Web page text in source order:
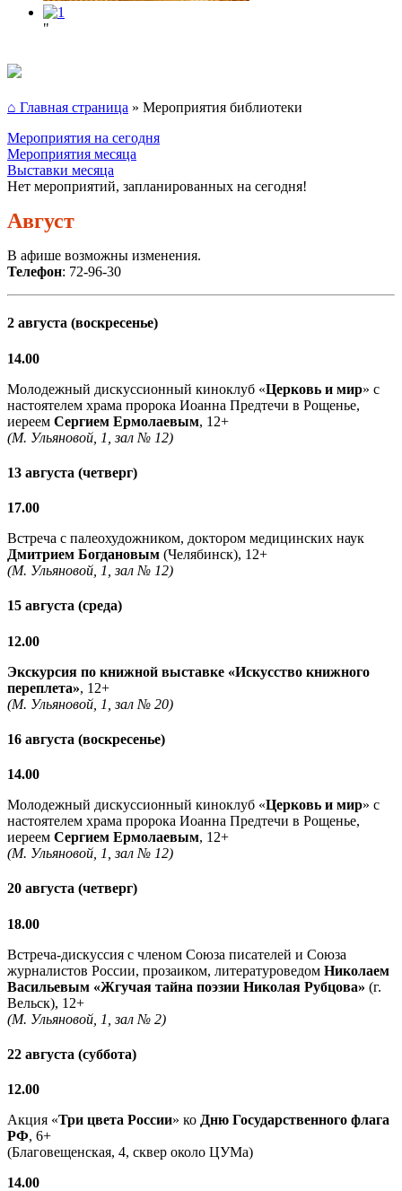
"
⌂ Главная страница » Мероприятия библиотеки
Мероприятия на сегодня
Мероприятия месяца
Выставки месяца
Нет мероприятий, запланированных на сегодня!
Август
В афише возможны изменения.
Телефон: 72-96-30
2 августа (воскресенье)
14.00
Молодежный дискуссионный киноклуб «Церковь и мир» с
настоятелем храма пророка Иоанна Предтечи в Рощенье,
иереем Сергием Ермолаевым, 12+
(М. Ульяновой, 1, зал № 12)
13 августа (четверг)
17.00
Встреча с палеохудожником, доктором медицинских наук
Дмитрием Богдановым (Челябинск), 12+
(М. Ульяновой, 1, зал № 12)
15 августа (среда)
12.00
Экскурсия по книжной выставке «Искусство книжного
переплета», 12+
(М. Ульяновой, 1, зал № 20)
16 августа (воскресенье)
14.00
Молодежный дискуссионный киноклуб «Церковь и мир» с
настоятелем храма пророка Иоанна Предтечи в Рощенье,
иереем Сергием Ермолаевым, 12+
(М. Ульяновой, 1, зал № 12)
20 августа (четверг)
18.00
Встреча-дискуссия с членом Союза писателей и Союза
журналистов России, прозаиком, литературоведом Николаем
Васильевым «Жгучая тайна поэзии Николая Рубцова» (г.
Вельск), 12+
(М. Ульяновой, 1, зал № 2)
22 августа (суббота)
12.00
Акция «Три цвета России» ко Дню Государственного флага
РФ, 6+
(Благовещенская, 4, сквер около ЦУМа)
14.00